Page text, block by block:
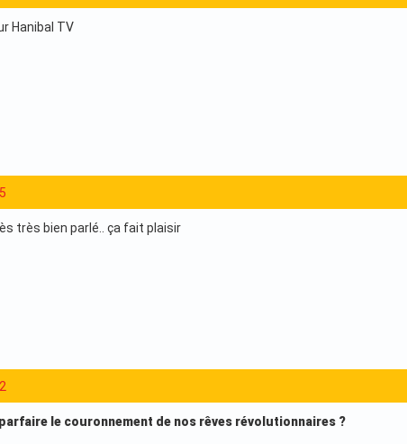
Hanibal TV
très bien parlé.. ça fait plaisir
le couronnement de nos rêves révolutionnaires ?